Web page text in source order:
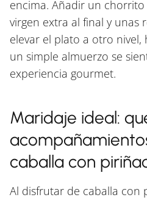
encima. Añadir un
virgen extra al final y unas
elevar el plato a otro
un simple almuerzo se
experiencia gourmet.
Maridaje ideal:
caballa con
Al disfrutar de caballa con